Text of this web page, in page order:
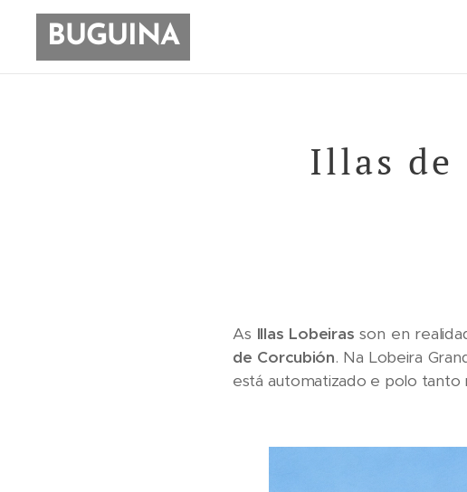
BUGUINA
Illas de
As Illas Lobeiras son en
de Corcubión. Na Lobeira
está automatizado e polo tanto